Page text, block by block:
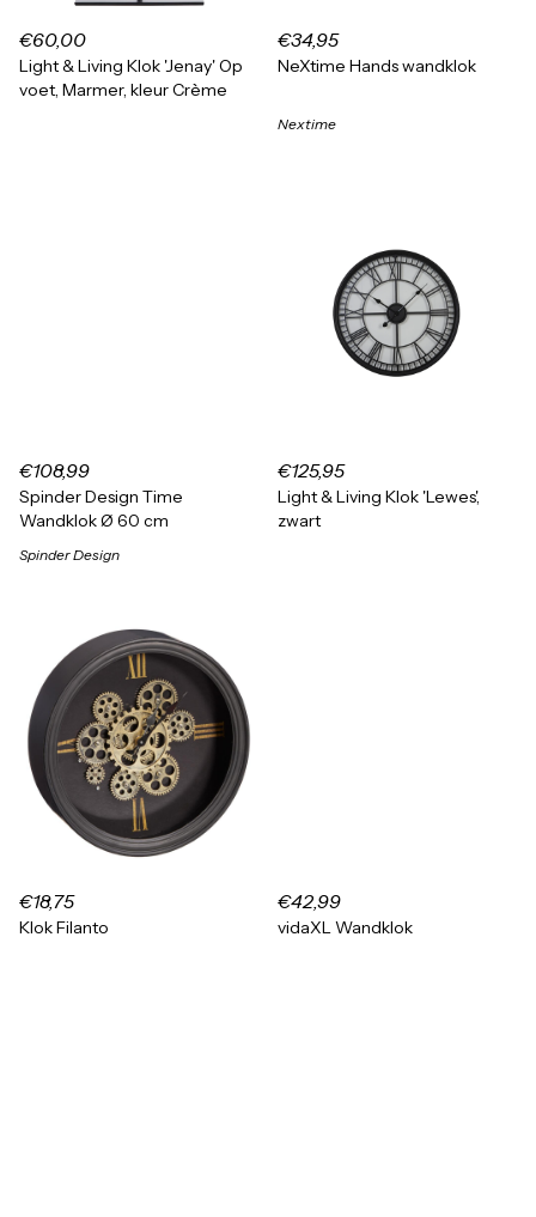
€60,00
Light & Living Klok 'Jenay' Op
voet, Marmer, kleur Crème
€34,95
NeXtime Hands wandklok
Nextime
€108,99
Spinder Design Time
Wandklok Ø 60 cm
Spinder Design
€125,95
Light & Living Klok 'Lewes',
zwart
€18,75
Klok Filanto
€42,99
vidaXL Wandklok